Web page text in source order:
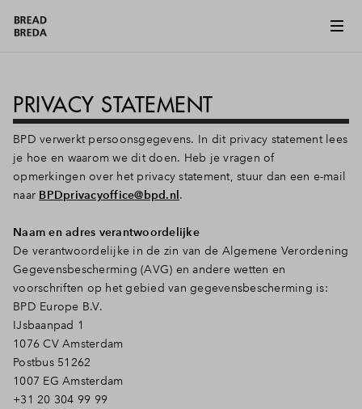
PRIVACY STATEMENT
BPD verwerkt persoonsgegevens. In dit privacy statement lees
je hoe en waarom we dit doen. Heb je vragen of
opmerkingen over het privacy statement, stuur dan een e-mail
naar BPDprivacyoffice@bpd.nl.
Naam en adres verantwoordelijke
De verantwoordelijke in de zin van de Algemene Verordening
Gegevensbescherming (AVG) en andere wetten en
voorschriften op het gebied van gegevensbescherming is:
BPD Europe B.V.
IJsbaanpad 1
1076 CV Amsterdam
Postbus 51262
1007 EG Amsterdam
+31 20 304 99 99